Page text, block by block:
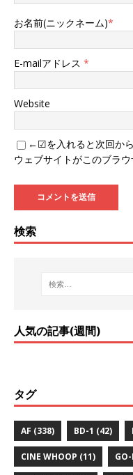
お名前(ニックネーム)*
E-mailアドレス *
Website
←☑を入れると次回から
ウェブサイトがこのブラ
検索
人気の記事(週間)
タグ
AF (338) BD-1 (42)
CINE WHOOP (11) GO-